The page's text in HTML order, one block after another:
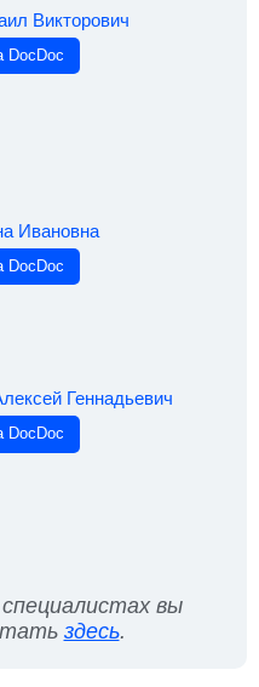
Викторович
DocDoc
Ивановна
DocDoc
Геннадьевич
DocDoc
вы
здесь.